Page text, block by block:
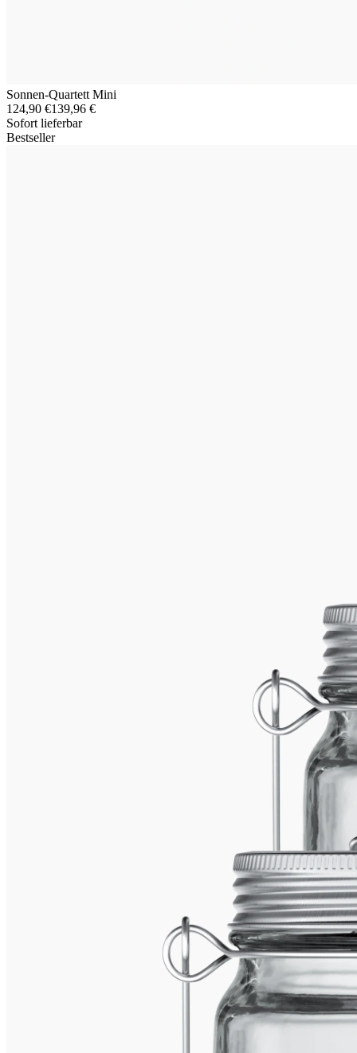
Sonnen-Quartett Mini
124,90 €139,96 €
Sofort lieferbar
Bestseller